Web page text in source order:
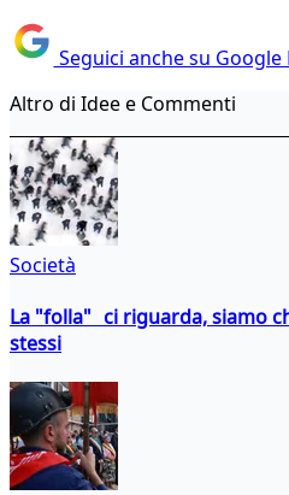
Seguici anche su
Altro di Idee e Commenti
Società
La "folla" ci riguarda, siamo
stessi